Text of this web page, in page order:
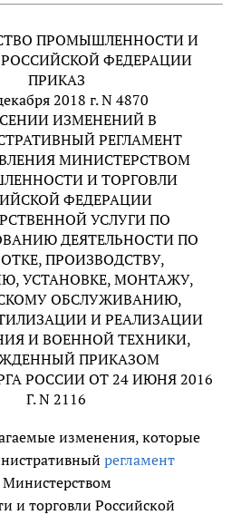
ПРОМЫШЛЕННОСТИ И
ФЕДЕРАЦИИ
ПРИКАЗ
2018 г. N 4870
ИЗМЕНЕНИЙ В
РЕГЛАМЕНТ
МИНИСТЕРСТВОМ
И ТОРГОВЛИ
ФЕДЕРАЦИИ
УСЛУГИ ПО
ДЕЯТЕЛЬНОСТИ ПО
ПРОИЗВОДСТВУ,
УСТАНОВКЕ, МОНТАЖУ,
ОБСЛУЖИВАНИЮ,
И РЕАЛИЗАЦИИ
И ВОЕННОЙ ТЕХНИКИ,
ПРИКАЗОМ
РОССИИ ОТ 24 ИЮНЯ 2016
Г. N 2116
изменения, которые
регламент
Министерством
и торговли Российской